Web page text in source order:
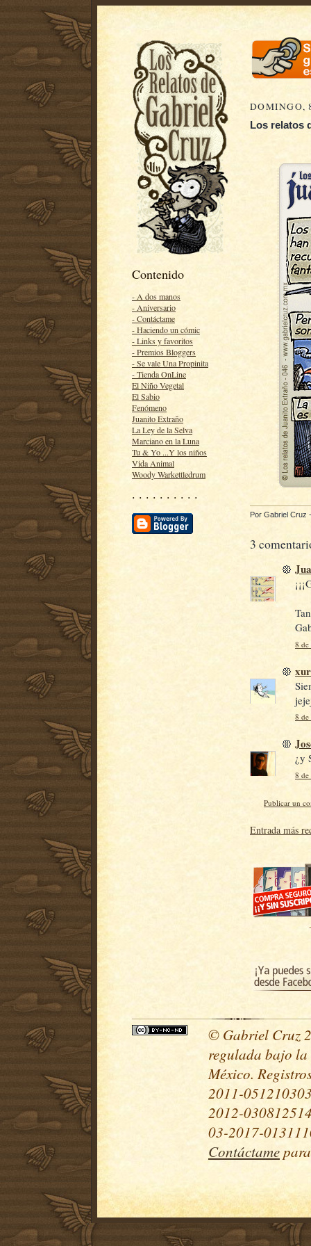
Contenido
- A dos manos
- Aniversario
- Contáctame
- Haciendo un cómic
- Links y favoritos
- Premios Bloggers
- Se vale Una Propinita
- Tienda OnLine
El Niño Vegetal
El Sabio
Fenómeno
Juanito Extraño
La Ley de la Selva
Marciano en la Luna
Tu & Yo ...Y los niños
Vida Animal
Woody Warkettledrum
· · · · · · · · · ·
DOMINGO,
Los relatos
Por Gabriel Cruz
3
8 de
8 de
¿y
8 de
Publicar un
Entrada más
© Gabriel Cruz
regulada bajo la
México.
2011-
2012-
03-2017-
Contáctame